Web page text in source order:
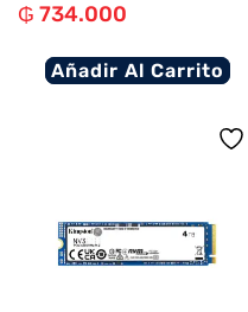
₲ 734.000
Añadir Al Carrito